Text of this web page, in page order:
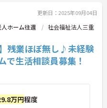
更新日：2025年09月04日
ホーム往還
社会福祉法人三重
残業ほぼ無し♪未経験
生活相談員募集！
万円程度